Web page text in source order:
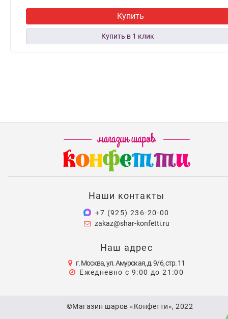
Купить
Наши контакты
+7 (925) 236-20-00
zakaz@shar-konfetti.ru
Наш адрес
г. Москва, ул. Амурская, д. 9/6, стр. 11
Ежедневно с 9:00 до 21:00
©Магазин шаров «Конфетти», 2022